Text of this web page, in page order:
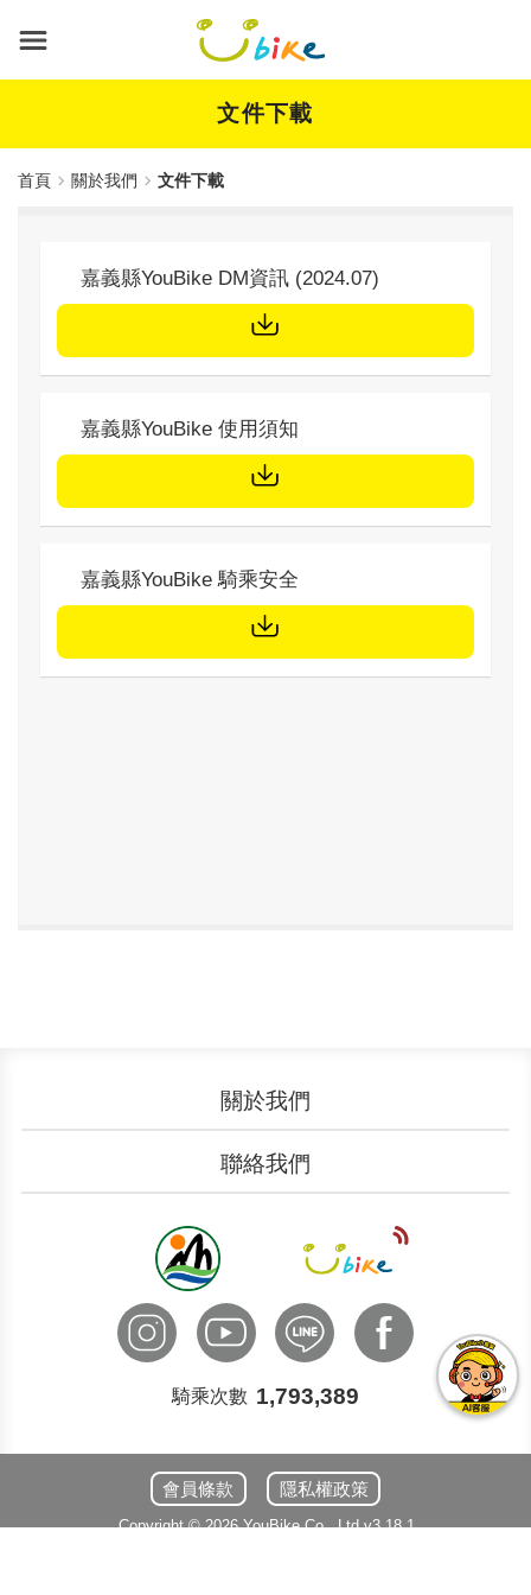
要
文件下載
首頁 關於我們 文件下載
標題
嘉義縣YouBike DM資訊 (2024.07)
文件下載
標題
嘉義縣YouBike 使用須知
文件下載
標題
嘉義縣YouBike 騎乘安全
文件下載
關於我們
文件下載 加入我們
聯絡我們
服務中心 廣告刊登
申請表單
國際諮詢
騎乘次數 1,793,389
會員條款 隱私權政策
Copyright ©2026YouBikeCo., Ltdv3.18.1